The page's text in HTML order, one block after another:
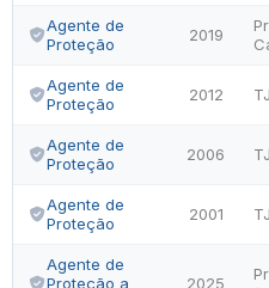
Agente de
Proteção
2019
Agente de
Proteção
2012
Agente de
Proteção
2006
Agente de
Proteção
2001
Agente de
Proteção a
2025